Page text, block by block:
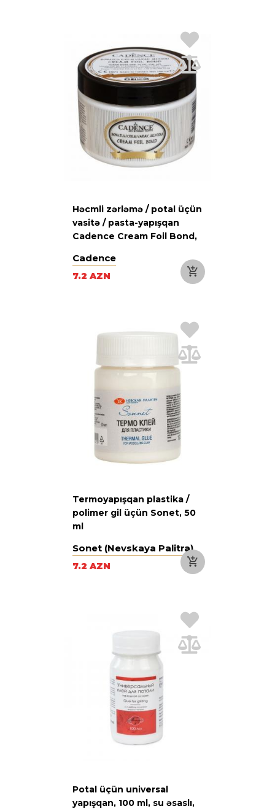
Həcmli zərləmə / potal üçün
vasitə / pasta-yapışqan
Cadence Cream Foil Bond,
Cadence
7.2 AZN
Termoyapışqan plastika /
polimer gil üçün Sonet, 50
ml
Sonet (Nevskaya Palitra)
7.2 AZN
Potal üçün universal
yapışqan, 100 ml, su əsaslı,